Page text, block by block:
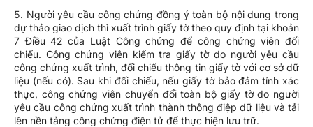
5. Người yêu cầu công chứng đồng ý toàn bộ nội dung trong
dự thảo giao dịch thì xuất trình giấy tờ theo quy định tại khoản
7 Điều 42 của Luật Công chứng để công chứng viên đối
chiếu. Công chứng viên kiểm tra giấy tờ do người yêu cầu
công chứng xuất trình, đối chiếu thông tin giấy tờ với cơ sở dữ
liệu (nếu có). Sau khi đối chiếu, nếu giấy tờ bảo đảm tính xác
thực, công chứng viên chuyển đổi toàn bộ giấy tờ do người
yêu cầu công chứng xuất trình thành thông điệp dữ liệu và tải
lên nền tảng công chứng điện tử để thực hiện lưu trữ.